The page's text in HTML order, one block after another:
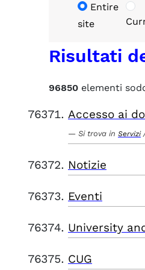
Entire
site
Risultati
96850 elementi
Accesso ai
Si trova in Servizi
Notizie
Eventi
University
CUG